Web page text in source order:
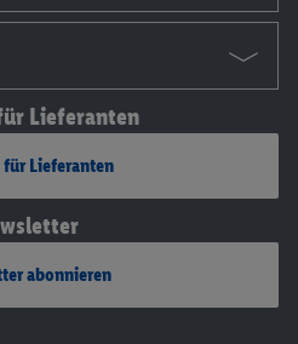
Lieferanten
Lieferanten
abonnieren